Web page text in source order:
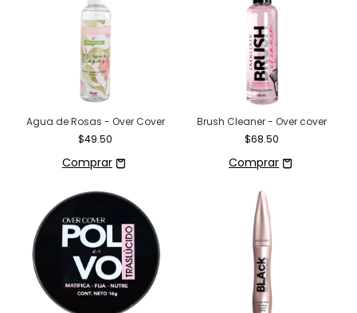
Agua de Rosas - Over Cover
$49.50
Brush Cleaner - Over cover
$68.50